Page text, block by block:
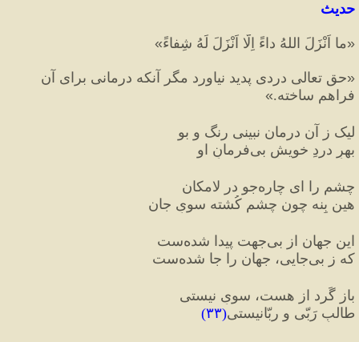
حدیث
«ما اَنْزَلَ اللهُ داءً اِلّا اَنْزَلَ لَهُ شِفاءً»
«
فراهم ساخته.»
لیک ز آن درمان نبینی رنگ و بو
بهرِ دردِ خویش بی‌فرمانِ او
چشم را ای چاره‌جو در لامکان
هین بِنه چون چشمِ کُشته سویِ جان
این جهان از بی‌جهت پیدا شده‌ست
که ز بی‌جایی، جهان را جا شده‌ست
باز گَرد از هست، سویِ نیستی
طالبِ رَبّی و ربّانیستی(۳۳)